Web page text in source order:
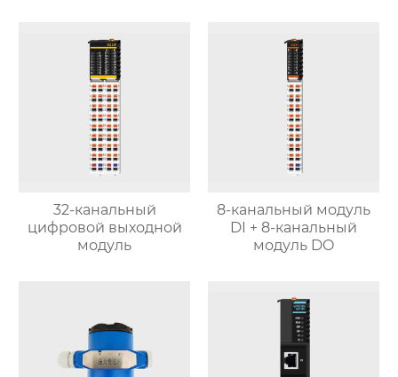
32-канальный
цифровой выходной
модуль
8-канальный модуль
DI + 8-канальный
модуль DO